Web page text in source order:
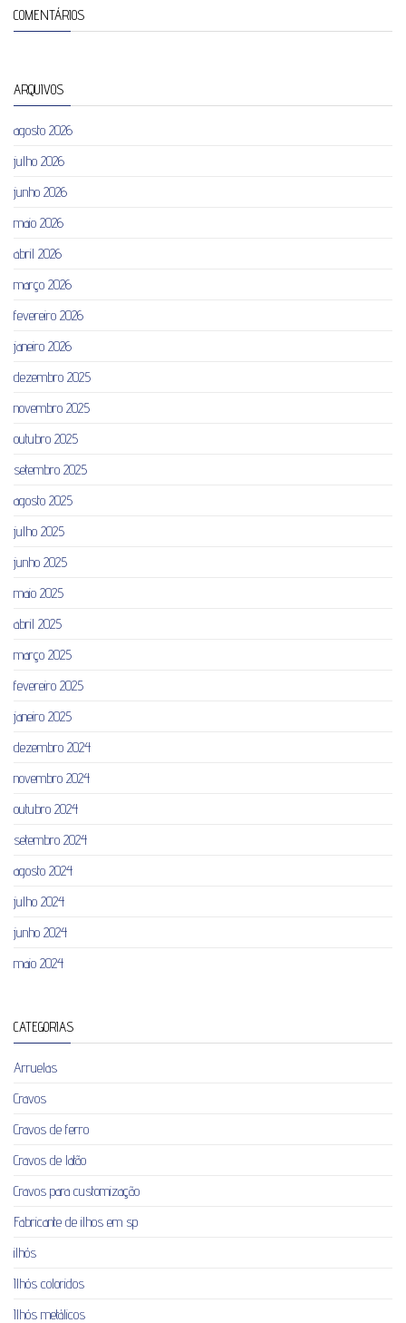
COMENTÁRIOS
ARQUIVOS
agosto 2026
julho 2026
junho 2026
maio 2026
abril 2026
março 2026
fevereiro 2026
janeiro 2026
dezembro 2025
novembro 2025
outubro 2025
setembro 2025
agosto 2025
julho 2025
junho 2025
maio 2025
abril 2025
março 2025
fevereiro 2025
janeiro 2025
dezembro 2024
novembro 2024
outubro 2024
setembro 2024
agosto 2024
julho 2024
junho 2024
maio 2024
CATEGORIAS
Arruelas
Cravos
Cravos de ferro
Cravos de latão
Cravos para customização
Fabricante de ilhos em sp
ilhós
Ilhós coloridos
Ilhós metálicos